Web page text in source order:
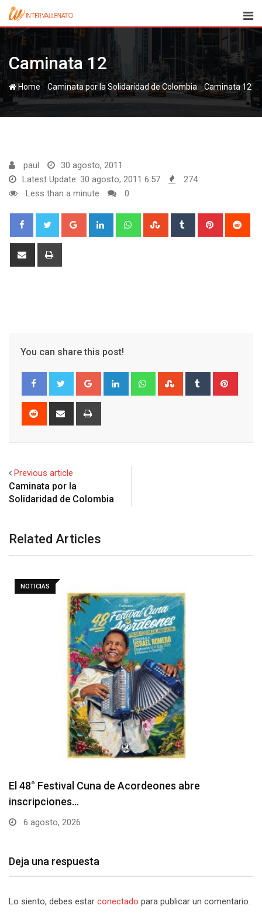
Skip
content
Caminata 12
Home- -Caminata 12
paul
30 agosto, 2011
Latest Update: 30 agosto, 2011 6:57
274
Less than a minute
0
Google+ LinkedIn WhatsappStumbleUpon
Tumblr Pinterest
Share
You can share this post!
Google+ LinkedIn WhatsappStumbleUpon
Tumblr
Reddit
Share
Previous article
Caminata por la
Related Articles
NOTICIAS
Barranquilla realizará el concierto ‘Capital de la
Patria…
6 agosto, 2026
Deja una respuesta
Lo siento, debes estar conectado para publicar un comentario.